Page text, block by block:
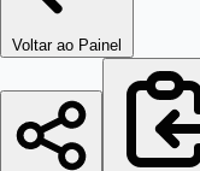
Voltar ao Painel